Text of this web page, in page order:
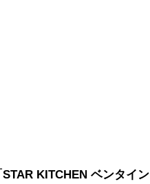
KITCHEN ベンタイン